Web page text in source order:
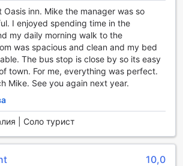
части, можете лесно да останете
си или да планирате следващите
тези, които ценят бързината,
експресно настаняване и напускане,
да се настаните и да се отправите
забавяния.
Oasis Inn Apartments разполага с
че можете да се насладите на
въздух. Ако пътувате с много
- хотелът предлага услуги
багаж, за да можете да разглеждате
тежест. Допълнителни удобства
с напитки и пералня, които ще
ви още по-приятен и безпроблемен.
inn. Mike the manager was so
I enjoyed spending time in the
my daily morning walk to the
was spacious and clean and my bed
The bus stop is close by so its easy
town. For me, everything was perfect.
Mike. See you again next year.
| Соло турист
10,0